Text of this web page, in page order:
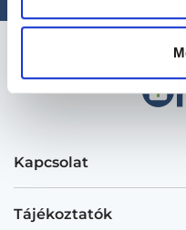
Kapcsolat
Tájékoztatók